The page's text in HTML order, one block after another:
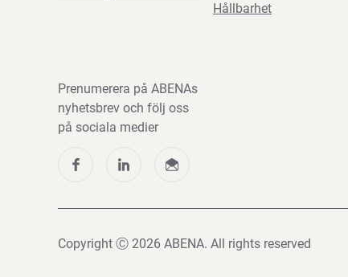
Hållbarhet
Prenumerera på ABENAs
nyhetsbrev och följ oss
på sociala medier
Copyright Ⓒ 2026 ABENA. All rights reserved